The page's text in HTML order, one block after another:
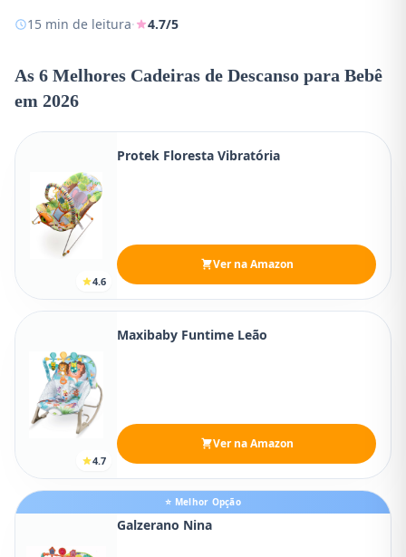
15 min de leitura· 4.7/5
As 6 Melhores Cadeiras de Descanso para Bebê
em 2026
4.6
Protek Floresta Vibratória
Ver na Amazon
4.7
Maxibaby Funtime Leão
Ver na Amazon
⭐ Melhor Opção
Galzerano Nina